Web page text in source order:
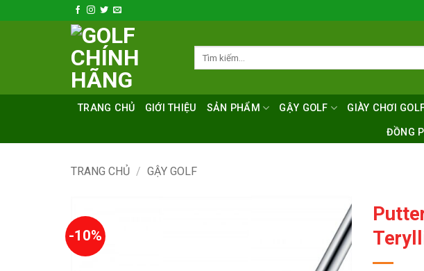
qua
TRANG CHỦ GIỚI THIỆU SẢN PHẨM GẬY GOLF GIÀY CHƠI
ĐỒNG
TRANG CHỦ / GẬY GOLF
-10%